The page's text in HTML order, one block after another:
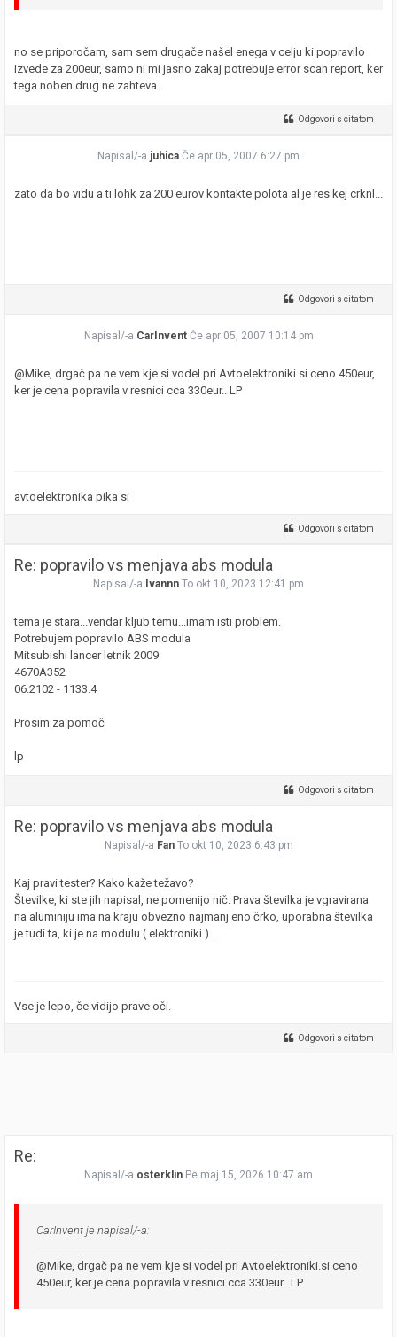
no se priporočam, sam sem drugače našel enega v celju ki popravilo
izvede za 200eur, samo ni mi jasno zakaj potrebuje error scan report, ker
tega noben drug ne zahteva.
Odgovori s citatom
Napisal/-a juhica Če apr 05, 2007 6:27 pm
zato da bo vidu a ti lohk za 200 eurov kontakte polota al je res kej crknl...
Odgovori s citatom
Napisal/-a CarInvent Če apr 05, 2007 10:14 pm
@Mike, drgač pa ne vem kje si vodel pri Avtoelektroniki.si ceno 450eur,
ker je cena popravila v resnici cca 330eur.. LP
avtoelektronika pika si
Odgovori s citatom
Re: popravilo vs menjava abs modula
Napisal/-a Ivannn To okt 10, 2023 12:41 pm
tema je stara...vendar kljub temu...imam isti problem.
Potrebujem popravilo ABS modula
Mitsubishi lancer letnik 2009
4670A352
06.2102 - 1133.4
Prosim za pomoč
lp
Odgovori s citatom
Re: popravilo vs menjava abs modula
Napisal/-a Fan To okt 10, 2023 6:43 pm
Kaj pravi tester? Kako kaže težavo?
Številke, ki ste jih napisal, ne pomenijo nič. Prava številka je vgravirana
na aluminiju ima na kraju obvezno najmanj eno črko, uporabna številka
je tudi ta, ki je na modulu ( elektroniki ) .
Vse je lepo, če vidijo prave oči.
Odgovori s citatom
Re:
Napisal/-a osterklin Pe maj 15, 2026 10:47 am
CarInvent je napisal/-a:
@Mike, drgač pa ne vem kje si vodel pri Avtoelektroniki.si ceno
450eur, ker je cena popravila v resnici cca 330eur.. LP